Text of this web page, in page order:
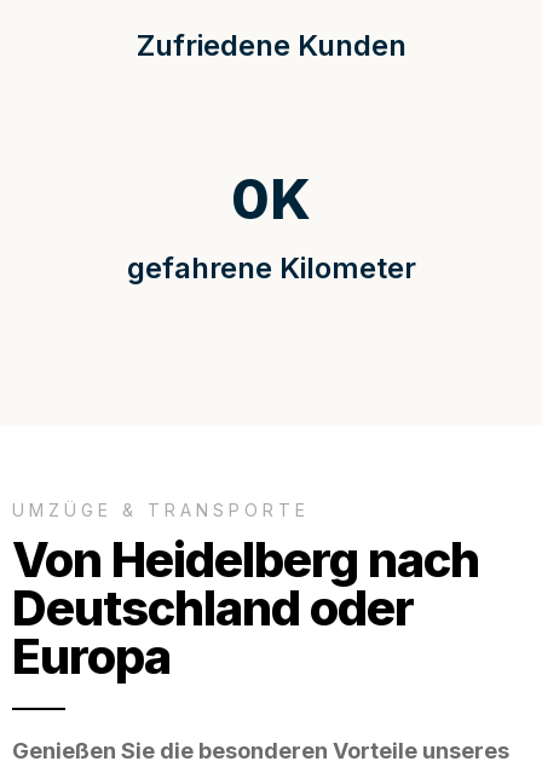
Zufriedene Kunden
gefahrene Kilometer
0K
UMZÜGE & TRANSPORTE
Von Heidelberg nach
Deutschland oder
Europa
Genießen Sie die besonderen Vorteile unseres